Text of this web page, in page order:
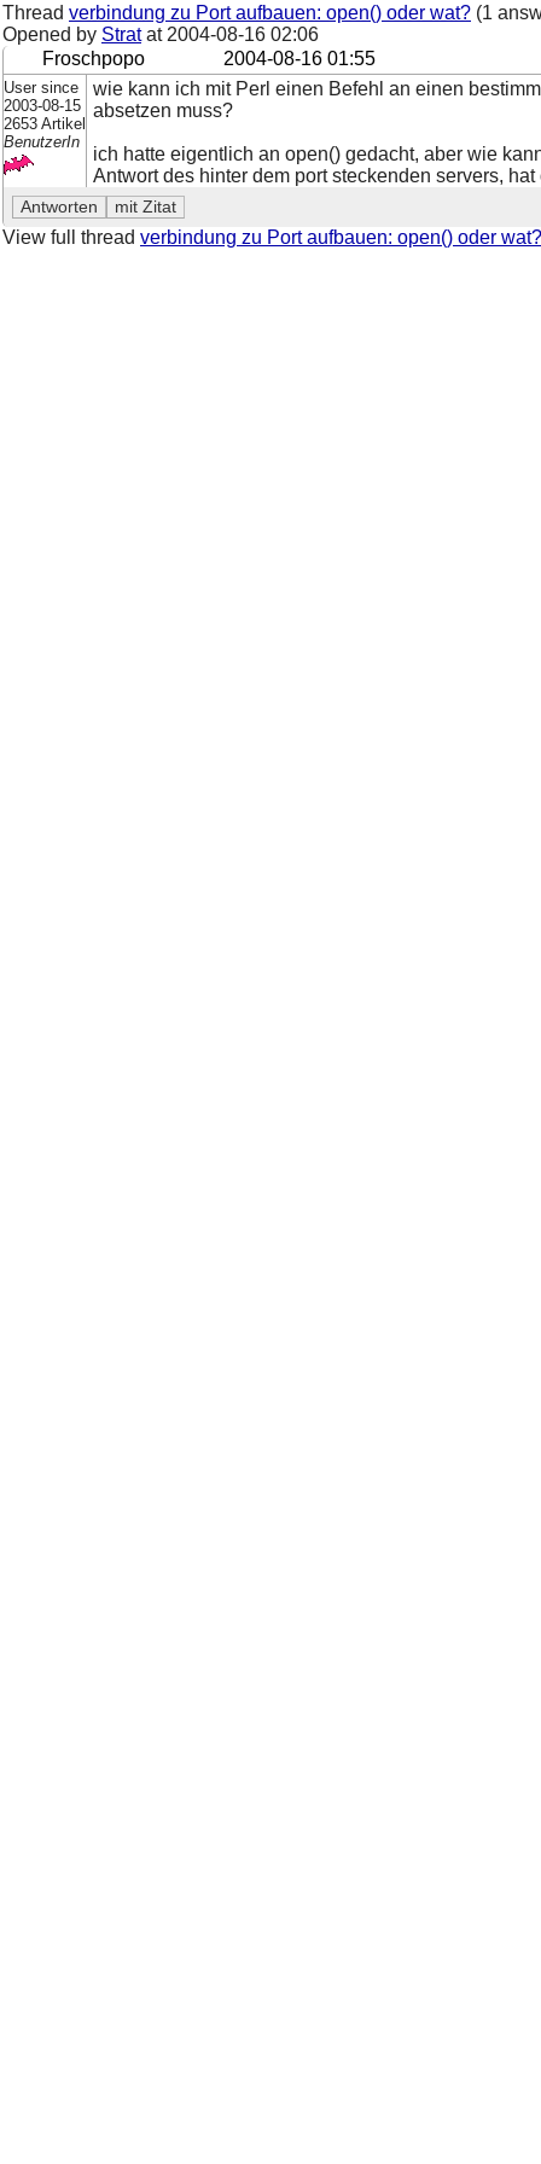
Thread verbindung zu Port aufbauen: open() oder wat? (1
Opened by Stratat 2004-08-16 02:06
Froschpopo
2004-08-16 01:55
User since
2003-08-15
2653 Artikel
BenutzerIn
wie kann ich mit Perl einen Befehl an einen
absetzen muss?
ich hatte eigentlich an open() gedacht, aber wie
Antwort des hinter dem port steckenden servers,
View full thread verbindung zu Port aufbauen: open() oder wat?